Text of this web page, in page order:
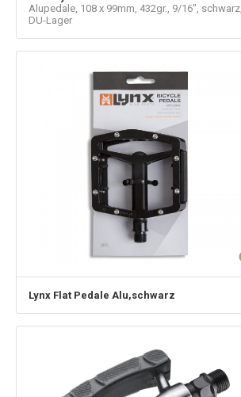
Alupedale, 108 x 99mm, 432gr., 9/16", schwarz,
DU-Lager
Lynx Flat Pedale Alu,schwarz